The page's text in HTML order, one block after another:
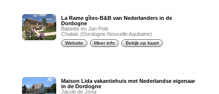
La Rame gîtes-B&B van Nederlanders in de
Dordogne
Babette en Jan Pols
Chalais (Dordogne Nouvelle Aquitaine)
Website Meer info Bekijk op kaart
Maison Lida vakantiehuis met Nederlandse eigenaar
in de Dordogne
Jacob de Jong